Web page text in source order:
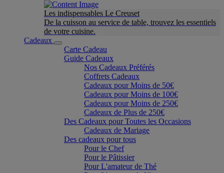
Les indispensables Le Creuset
De la cuisson au service de table, trouvez les essentiels
de votre cuisine.
Cadeaux
Carte Cadeau
Guide Cadeaux
Nos Cadeaux Préférés
Coffrets Cadeaux
Cadeaux pour Moins de 50€
Cadeaux pour Moins de 100€
Cadeaux pour Moins de 250€
Cadeaux de Plus de 250€
Des Cadeaux pour Toutes les Occasions
Cadeaux de Mariage
Des cadeaux pour tous
Pour le Chef
Pour le Pâtissier
Pour L'amateur de Thé